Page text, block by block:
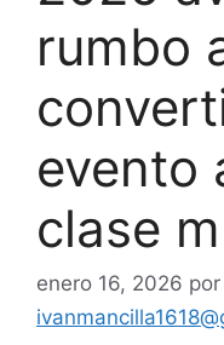
rumbo
evento
clase
enero 16, 2026 por